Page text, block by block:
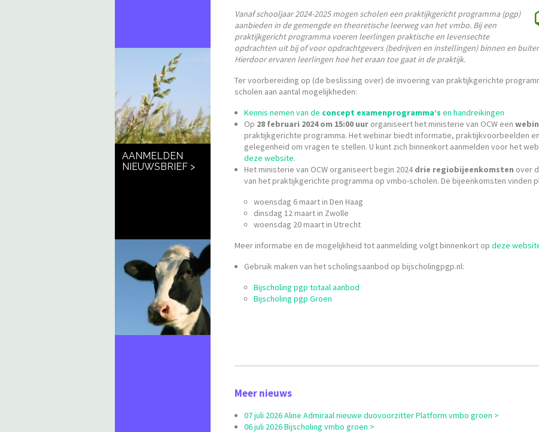
AANMELDEN
NIEUWSBRIEF >
Vanaf schooljaar 2024-2025 mogen scholen een praktijkgericht programma (pgp)
aanbieden in de gemengde en theoretische leerweg van het vmbo. Bij een
praktijkgericht programma voeren leerlingen praktische en levensechte
opdrachten uit bij of voor opdrachtgevers (bedrijven en instellingen) binnen en
Hierdoor ervaren leerlingen hoe het eraan toe gaat in de praktijk.
Ter voorbereiding op (de beslissing over) de invoering van praktijkgerichte
scholen aan aantal mogelijkheden:
Kennis nemen van de concept examenprogramma’s en handreikingen
Op 28 februari 2024 om 15:00 uur organiseert het ministerie van OCW een
praktijkgerichte programma. Het webinar biedt informatie, praktijkvoorbeelden en
gelegenheid om vragen te stellen. U kunt zich binnenkort aanmelden voor het
deze website.
Het ministerie van OCW organiseert begin 2024drie regiobijeenkomsten over
van het praktijkgerichte programma op vmbo-scholen. De bijeenkomsten vinden
woensdag 6 maart in Den Haag
dinsdag 12 maart in Zwolle
woensdag 20 maart in Utrecht
Meer informatie en de mogelijkheid tot aanmelding volgt binnenkort op deze
Gebruik maken van het scholingsaanbod op bijscholingpgp.nl:
Bijscholing pgp totaal aanbod
Bijscholing pgp Groen
Meer nieuws
07 juli 2026 Aline Admiraal nieuwe duovoorzitter Platform vmbo groen >
06 juli 2026 Bijscholing vmbo groen >